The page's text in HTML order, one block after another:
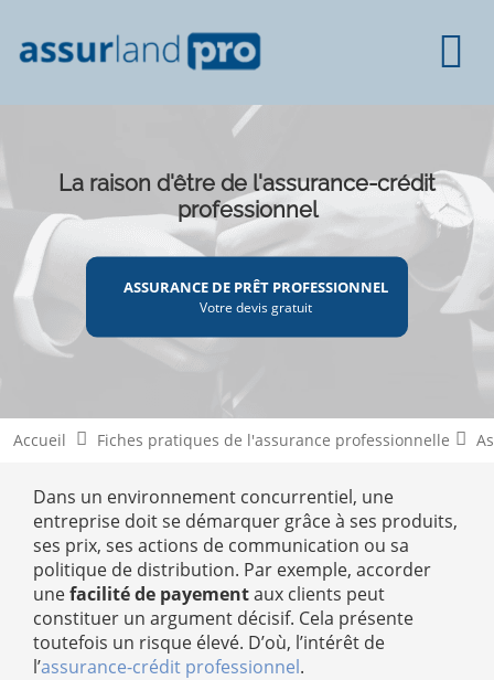
La raison d'être de l'assurance-crédit
professionnel
ASSURANCE DE PRÊT PROFESSIONNEL
Votre devis gratuit
Accueil Fiches pratiques de l'assurance professionnelle
Dans un environnement concurrentiel, une
entreprise doit se démarquer grâce à ses produits,
ses prix, ses actions de communication ou sa
politique de distribution. Par exemple, accorder
unefacilité de payementaux clients peut
constituer un argument décisif. Cela présente
toutefois un risque élevé. D’où, l’intérêt de
l’assurance-crédit professionnel.